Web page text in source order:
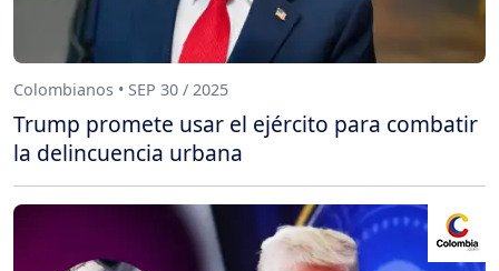
Colombianos • SEP 30 / 2025
Trump promete usar el ejército para combatir
la delincuencia urbana